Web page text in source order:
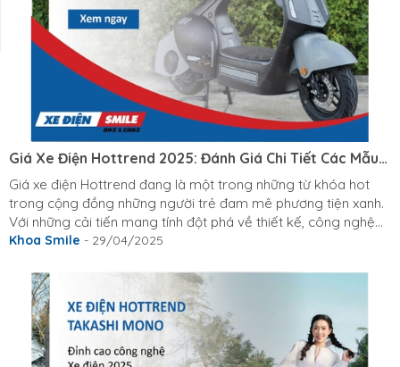
Giá Xe Điện Hottrend 2025: Đánh Giá Chi Tiết Các Mẫu
Xe Đầu Bảng Hiện Nay
Giá xe điện Hottrend đang là một trong những từ khóa hot
trong cộng đồng những người trẻ đam mê phương tiện xanh.
Với những cải tiến mang tính đột phá về thiết kế, công nghệ
tiên tiến và hiệu suất động cơ ấn tượng, dòng xe này ngày
hiện đại. Bài viết này sẽ đi sâu vào phân tích chi tiết về giá xe
điện Hottrend hiện nay, đồng thời cập nhật những mẫu xe điện
Hottrend đang làm mưa làm gió trên thị trường, giúp bạn...
Khoa Smile - 29/04/2025